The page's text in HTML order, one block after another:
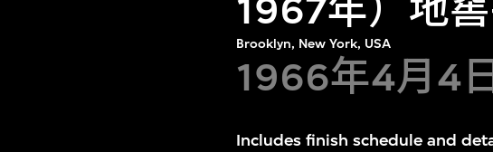
1967年）地
Brooklyn, New York, USA
1966年4月4
Includes finish schedule and